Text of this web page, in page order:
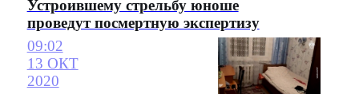
Устроившему стрельбу юноше
проведут посмертную экспертизу
09:02
13 ОКТ
2020